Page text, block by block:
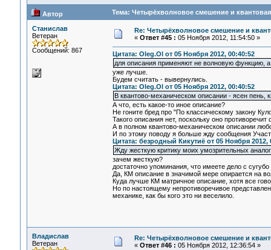
Автор Тема: Четырёхволновое смешение и
Станислав
Ветеран
Сообщений: 867
Re: Четырёхволновое смешение и
« Ответ #45 : 05 Ноября 2012, 11:54:50 »
Цитата: Oleg.Ol от 05 Ноября 2012, 00:40:52
для описания применяют не волновую функцию, а
уже лучше.
Будем считать - вывернулись.
Цитата: Oleg.Ol от 05 Ноября 2012, 00:40:52
В квантово-механическом описании - ясен пень,
А что, есть какое-то иное описание?
Не гоните бред про "По классическому закону
Такого описания нет, поскольку оно противоречит
А в полном квантово-механическом описании
И по этому поводу я больше жду сообщения
Цитата: безродный Кикутиё от 05 Ноября 2012,
Жду жесткую критику моих умозрительных
зачем жесткую?
достаточно упоминания, что имеете дело с
Да, КМ описание в значимой мере опирается на
Куда лучше КМ матричное описание, хотя все
Но по настоящему непротиворечивое
механике, как бы кого это ни веселило.
Владислав
Ветеран
Re: Четырёхволновое смешение и
« Ответ #46 : 05 Ноября 2012, 12:36:54 »